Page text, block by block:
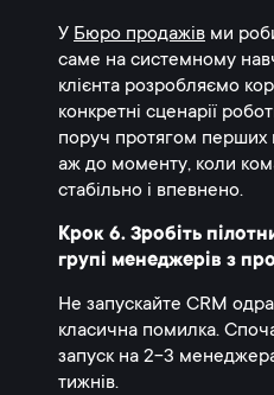
У Бюро продажів ми
саме на системному
клієнта розробляємо
конкретні сценарії
поруч протягом перших
аж до моменту, коли
стабільно і впевнено.
Крок 6. Зробіть
групі менеджерів з
Не запускайте CRM
класична помилка.
запуск на 2-3
тижнів.